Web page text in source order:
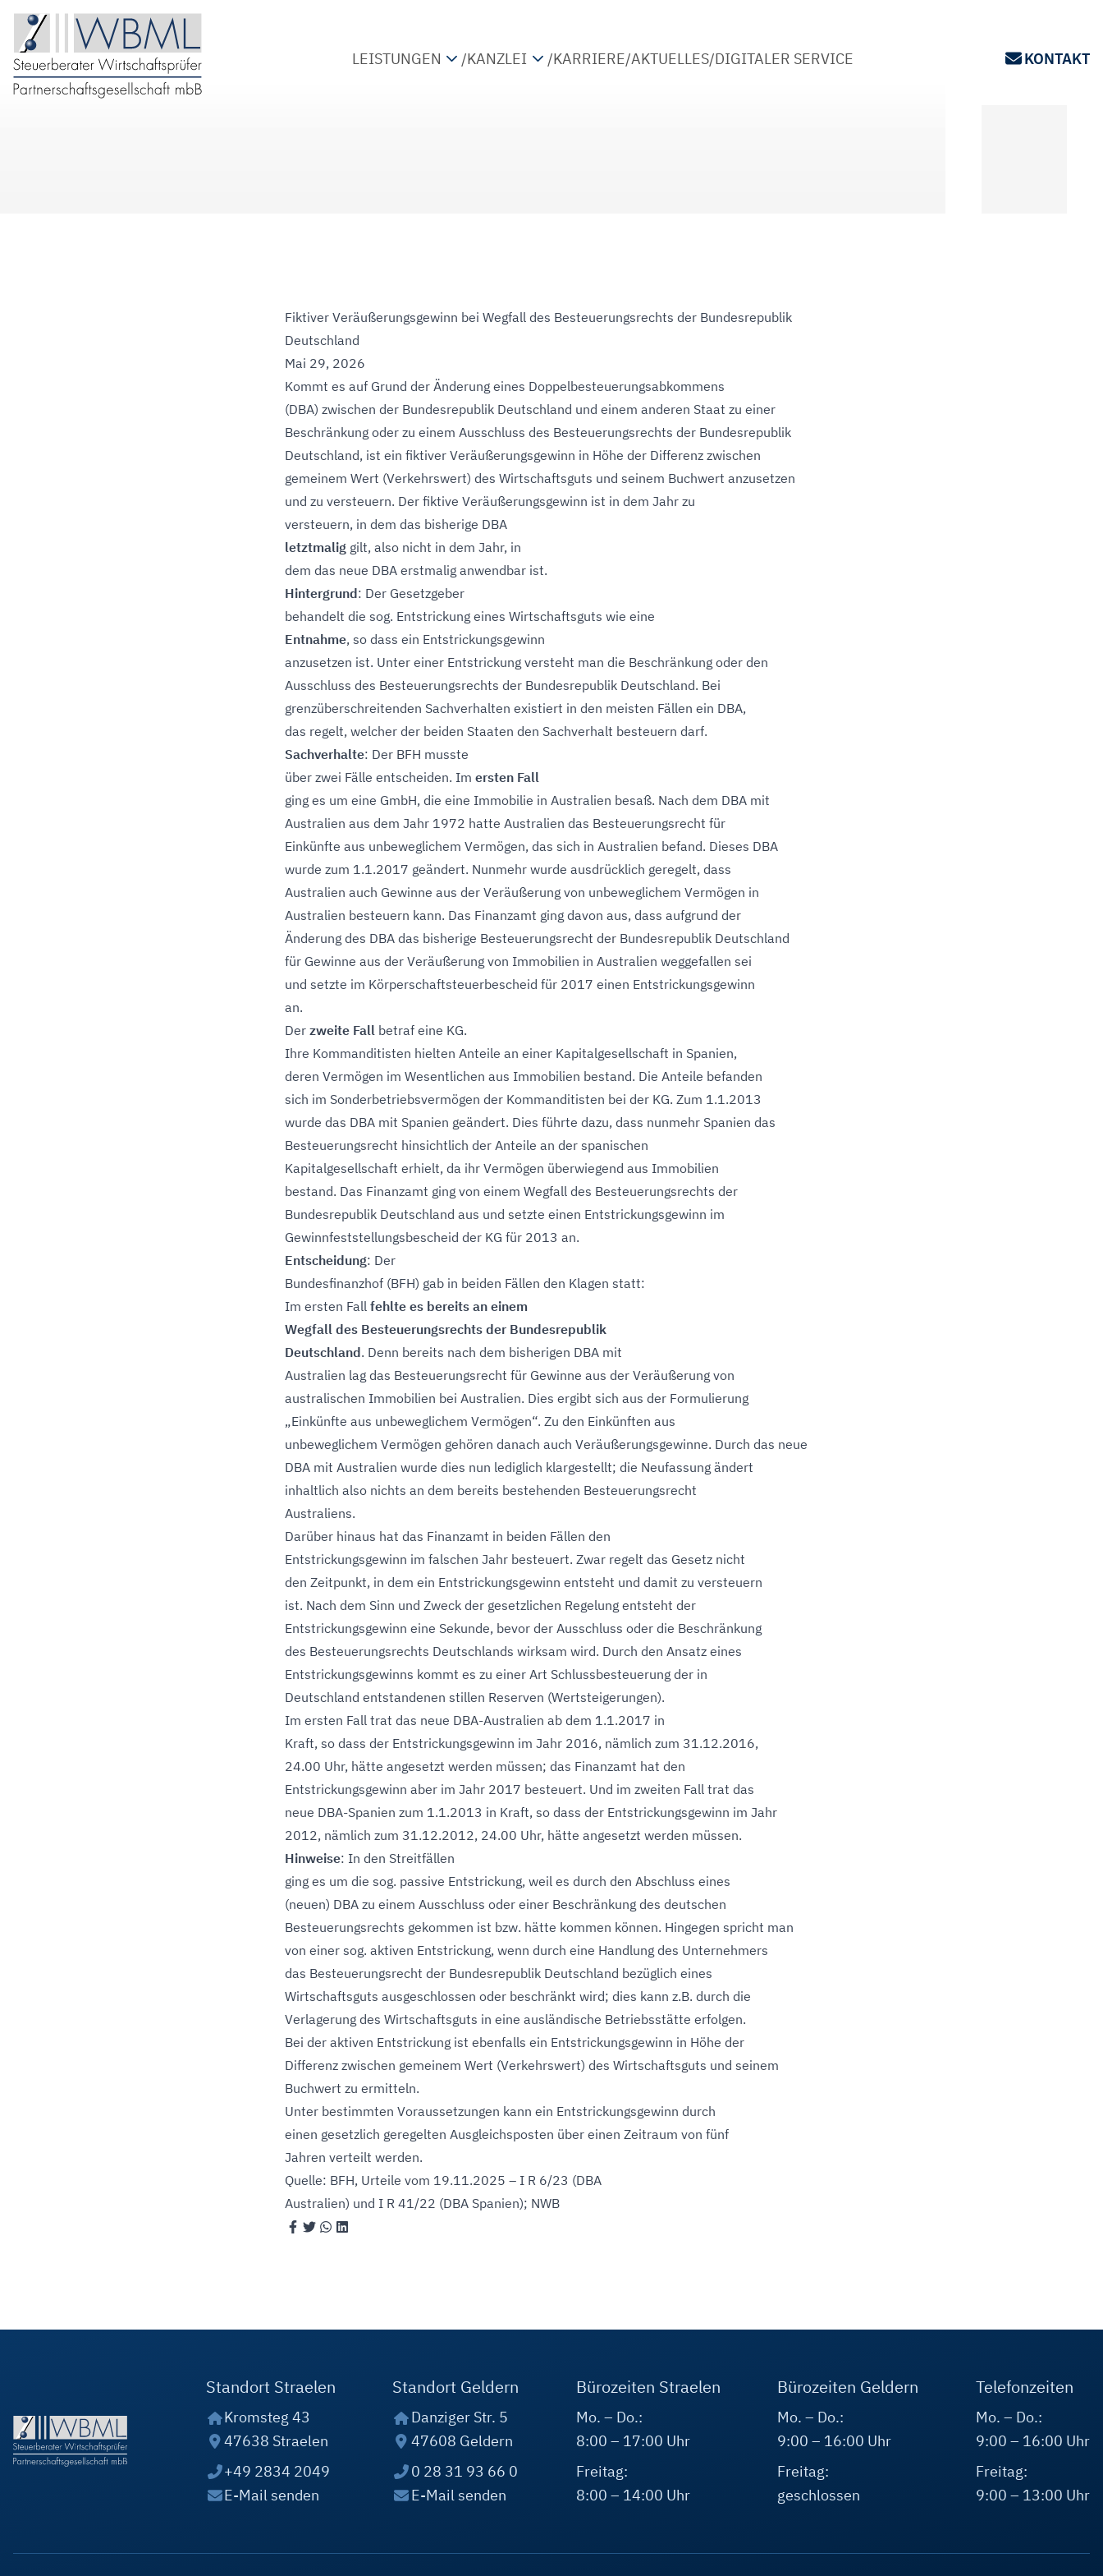
LEISTUNGEN
/KANZLEI
/KARRIERE/AKTUELLES/DIGITALER SERVICE KONTAKT
Fiktiver Veräußerungsgewinn bei Wegfall des Besteuerungsrechts der Bundesrepublik
Deutschland
Mai 29, 2026
Kommt es auf Grund der Änderung eines Doppelbesteuerungsabkommens
(DBA) zwischen der Bundesrepublik Deutschland und einem anderen Staat zu einer
Beschränkung oder zu einem Ausschluss des Besteuerungsrechts der Bundesrepublik
Deutschland, ist ein fiktiver Veräußerungsgewinn in Höhe der Differenz zwischen
gemeinem Wert (Verkehrswert) des Wirtschaftsguts und seinem Buchwert anzusetzen
und zu versteuern. Der fiktive Veräußerungsgewinn ist in dem Jahr zu
versteuern, in dem das bisherige DBA
letztmalig gilt, also nicht in dem Jahr, in
dem das neue DBA erstmalig anwendbar ist.
Hintergrund: Der Gesetzgeber
behandelt die sog. Entstrickung eines Wirtschaftsguts wie eine
Entnahme, so dass ein Entstrickungsgewinn
anzusetzen ist. Unter einer Entstrickung versteht man die Beschränkung oder den
Ausschluss des Besteuerungsrechts der Bundesrepublik Deutschland. Bei
grenzüberschreitenden Sachverhalten existiert in den meisten Fällen ein DBA,
das regelt, welcher der beiden Staaten den Sachverhalt besteuern darf.
Sachverhalte: Der BFH musste
über zwei Fälle entscheiden. Im ersten Fall
ging es um eine GmbH, die eine Immobilie in Australien besaß. Nach dem DBA mit
Australien aus dem Jahr 1972 hatte Australien das Besteuerungsrecht für
Einkünfte aus unbeweglichem Vermögen, das sich in Australien befand. Dieses DBA
wurde zum 1.1.2017 geändert. Nunmehr wurde ausdrücklich geregelt, dass
Australien auch Gewinne aus der Veräußerung von unbeweglichem Vermögen in
Australien besteuern kann. Das Finanzamt ging davon aus, dass aufgrund der
Änderung des DBA das bisherige Besteuerungsrecht der Bundesrepublik Deutschland
für Gewinne aus der Veräußerung von Immobilien in Australien weggefallen sei
und setzte im Körperschaftsteuerbescheid für 2017 einen Entstrickungsgewinn
an.
Der zweite Fall betraf eine KG.
Ihre Kommanditisten hielten Anteile an einer Kapitalgesellschaft in Spanien,
deren Vermögen im Wesentlichen aus Immobilien bestand. Die Anteile befanden
sich im Sonderbetriebsvermögen der Kommanditisten bei der KG. Zum 1.1.2013
wurde das DBA mit Spanien geändert. Dies führte dazu, dass nunmehr Spanien das
Besteuerungsrecht hinsichtlich der Anteile an der spanischen
Kapitalgesellschaft erhielt, da ihr Vermögen überwiegend aus Immobilien
bestand. Das Finanzamt ging von einem Wegfall des Besteuerungsrechts der
Bundesrepublik Deutschland aus und setzte einen Entstrickungsgewinn im
Gewinnfeststellungsbescheid der KG für 2013 an.
Entscheidung: Der
Bundesfinanzhof (BFH) gab in beiden Fällen den Klagen statt:
Im ersten Fall fehlte es bereits an einem
Wegfall des Besteuerungsrechts der Bundesrepublik
Deutschland. Denn bereits nach dem bisherigen DBA mit
Australien lag das Besteuerungsrecht für Gewinne aus der Veräußerung von
australischen Immobilien bei Australien. Dies ergibt sich aus der Formulierung
„Einkünfte aus unbeweglichem Vermögen“. Zu den Einkünften aus
unbeweglichem Vermögen gehören danach auch Veräußerungsgewinne. Durch das neue
DBA mit Australien wurde dies nun lediglich klargestellt; die Neufassung ändert
inhaltlich also nichts an dem bereits bestehenden Besteuerungsrecht
Australiens.
Darüber hinaus hat das Finanzamt in beiden Fällen den
Entstrickungsgewinn im falschen Jahr besteuert. Zwar regelt das Gesetz nicht
den Zeitpunkt, in dem ein Entstrickungsgewinn entsteht und damit zu versteuern
ist. Nach dem Sinn und Zweck der gesetzlichen Regelung entsteht der
Entstrickungsgewinn eine Sekunde, bevor der Ausschluss oder die Beschränkung
des Besteuerungsrechts Deutschlands wirksam wird. Durch den Ansatz eines
Entstrickungsgewinns kommt es zu einer Art Schlussbesteuerung der in
Deutschland entstandenen stillen Reserven (Wertsteigerungen).
Im ersten Fall trat das neue DBA-Australien ab dem 1.1.2017 in
Kraft, so dass der Entstrickungsgewinn im Jahr 2016, nämlich zum 31.12.2016,
24.00 Uhr, hätte angesetzt werden müssen; das Finanzamt hat den
Entstrickungsgewinn aber im Jahr 2017 besteuert. Und im zweiten Fall trat das
neue DBA-Spanien zum 1.1.2013 in Kraft, so dass der Entstrickungsgewinn im Jahr
2012, nämlich zum 31.12.2012, 24.00 Uhr, hätte angesetzt werden müssen.
Hinweise: In den Streitfällen
ging es um die sog. passive Entstrickung, weil es durch den Abschluss eines
(neuen) DBA zu einem Ausschluss oder einer Beschränkung des deutschen
Besteuerungsrechts gekommen ist bzw. hätte kommen können. Hingegen spricht man
von einer sog. aktiven Entstrickung, wenn durch eine Handlung des Unternehmers
das Besteuerungsrecht der Bundesrepublik Deutschland bezüglich eines
Wirtschaftsguts ausgeschlossen oder beschränkt wird; dies kann z.B. durch die
Verlagerung des Wirtschaftsguts in eine ausländische Betriebsstätte erfolgen.
Bei der aktiven Entstrickung ist ebenfalls ein Entstrickungsgewinn in Höhe der
Differenz zwischen gemeinem Wert (Verkehrswert) des Wirtschaftsguts und seinem
Buchwert zu ermitteln.
Unter bestimmten Voraussetzungen kann ein Entstrickungsgewinn durch
einen gesetzlich geregelten Ausgleichsposten über einen Zeitraum von fünf
Jahren verteilt werden.
Quelle: BFH, Urteile vom 19.11.2025 – I R 6/23 (DBA
Australien) und I R 41/22 (DBA Spanien); NWB
Standort Straelen
Kromsteg 43
47638 Straelen
+49 2834 2049
E-Mail senden
Standort Geldern
Danziger Str. 5
47608 Geldern
0 28 31 93 66 0
E-Mail senden
Bürozeiten Straelen
Mo. – Do.:
8:00 – 17:00 Uhr
Freitag:
8:00 – 14:00 Uhr
Bürozeiten Geldern
Mo. – Do.:
9:00 – 16:00 Uhr
Freitag:
geschlossen
Telefonzeiten
Mo. – Do.:
9:00 – 16:00 Uhr
Freitag:
9:00 – 13:00 Uhr